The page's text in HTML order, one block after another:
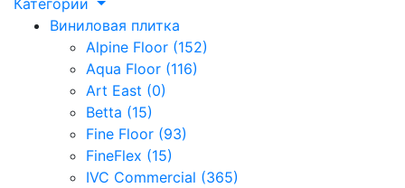
Виниловая плитка
Alpine Floor (152)
Aqua Floor (116)
Art East (0)
Betta (15)
Fine Floor (93)
FineFlex (15)
IVC Commercial (365)